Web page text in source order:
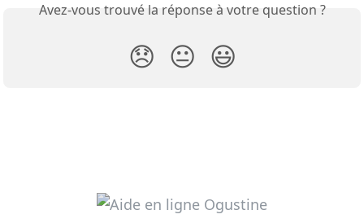
Avez-vous trouvé la réponse à votre question ?
😞 😐 😃